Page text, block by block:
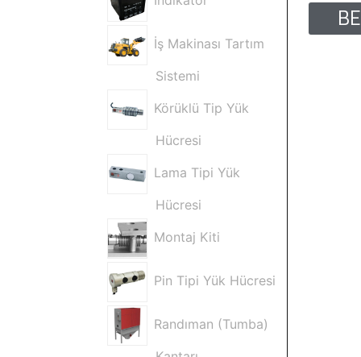
İş Makinası Tartım
Sistemi
Körüklü Tip Yük
Hücresi
Lama Tipi Yük
Hücresi
Montaj Kiti
Pin Tipi Yük Hücresi
Randıman (Tumba)